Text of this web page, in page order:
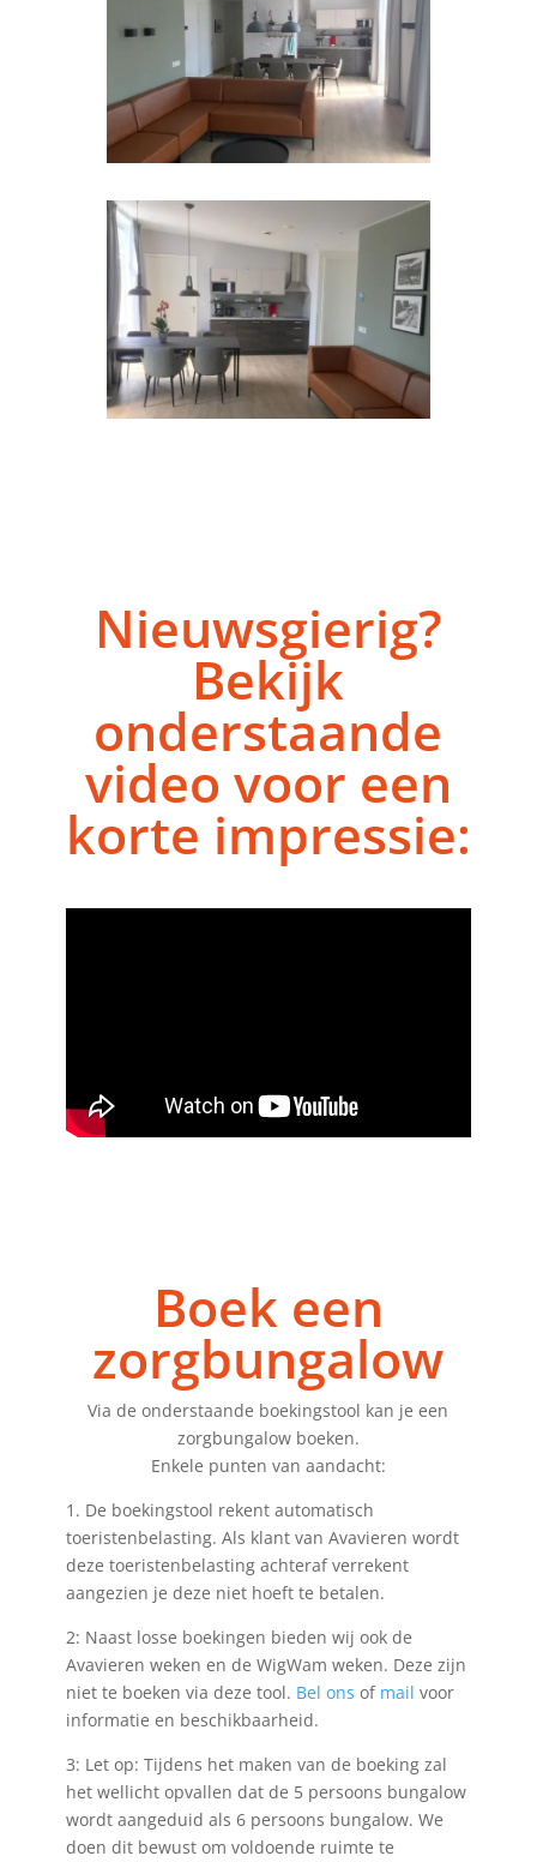
Nieuwsgierig?
Bekijk
onderstaande
video voor een
korte impressie:
Boek een
zorgbungalow
Via de onderstaande boekingstool kan je een
zorgbungalow boeken.
Enkele punten van aandacht:
1. De boekingstool rekent automatisch
toeristenbelasting. Als klant van Avavieren wordt
deze toeristenbelasting achteraf verrekent
aangezien je deze niet hoeft te betalen.
2: Naast losse boekingen bieden wij ook de
Avavieren weken en de WigWam weken. Deze zijn
niet te boeken via deze tool. Bel ons of mail voor
informatie en beschikbaarheid.
3: Let op: Tijdens het maken van de boeking zal
het wellicht opvallen dat de 5 persoons bungalow
wordt aangeduid als 6 persoons bungalow. We
doen dit bewust om voldoende ruimte te